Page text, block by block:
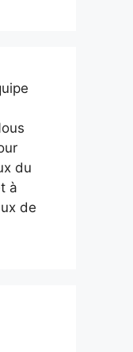
du
à
de